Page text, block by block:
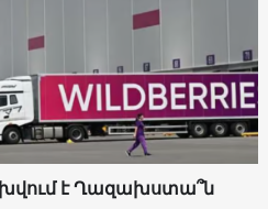
է Ղազախստա՞ն